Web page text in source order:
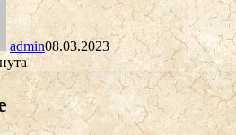
admin08.03.2023